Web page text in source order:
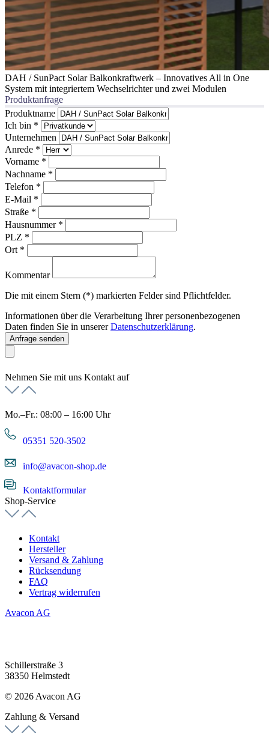
DAH / SunPact Solar Balkonkraftwerk – Innovatives All in One
System mit integriertem Wechselrichter und zwei Modulen
Produktanfrage
Produktname
Ich bin *
Unternehmen
Anrede *
Vorname *
Nachname *
Telefon *
E-Mail *
Straße *
Hausnummer *
PLZ *
Ort *
Kommentar
Die mit einem Stern (*) markierten Felder sind Pflichtfelder.
Informationen über die Verarbeitung Ihrer personenbezogenen
Daten finden Sie in unsererDatenschutzerklärung.
Anfrage senden
Nehmen Sie mit uns Kontakt auf
Mo.–Fr.: 08:00 – 16:00 Uhr
05351 520-3502
info@avacon-shop.de
Kontaktformular
Shop-Service
Kontakt
Hersteller
Versand & Zahlung
Rücksendung
FAQ
Vertrag widerrufen
Avacon AG
Schillerstraße 3
38350 Helmstedt
© 2026 Avacon AG
Zahlung & Versand